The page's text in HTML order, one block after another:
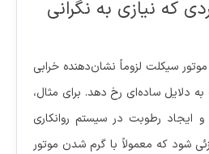
که نیازی به نگرانی
سیکلت لزوماً نشان‌دهنده خرابی
ساده‌ای رخ دهد. برای مثال،
ایجاد رطوبت در سیستم روانکاری
شود که معمولاً با گرم شدن موتور